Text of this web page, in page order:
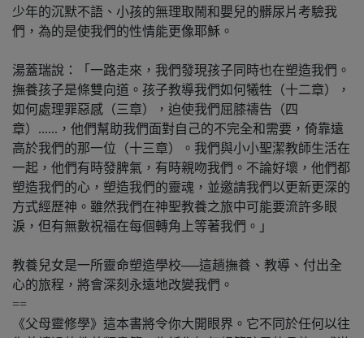
少年的沉默不語、小孩的無理取鬧和嬰兒的髒尿片考驗我
們，為的是使我們的性情能更像耶穌。
湯蓋瑞說：「一路走來，我們發現孩子同時也在塑造我們。
撫養孩子是條雙向道。孩子教導我們如何犧牲（十二章），
如何處理罪惡感（三章），迫使我們屈膝禱告（四
章）......，他們幫助我們面對自己的不完全和需要，倚靠遠
高於我們的那一位（十三章）。我們與小小聖潔教師生活在
一起，他們有時發脾氣，有時親吻我們。不論好壞，他們都
塑造我們的心，塑造我們的靈魂，並邀請我們以更新更深的
方式經歷神。雖然我們在神聖教養之旅中可能要流許多眼
淚，但有無數祝福在每個轉角上等著我們。」
教養兒女是一所靈命塑造學校──這趟撫養、教導、付出全
心的旅程，將會深刻永遠地改變我們。
==
《父母靈修學》這本書將令你大開眼界。它不同於任何以往